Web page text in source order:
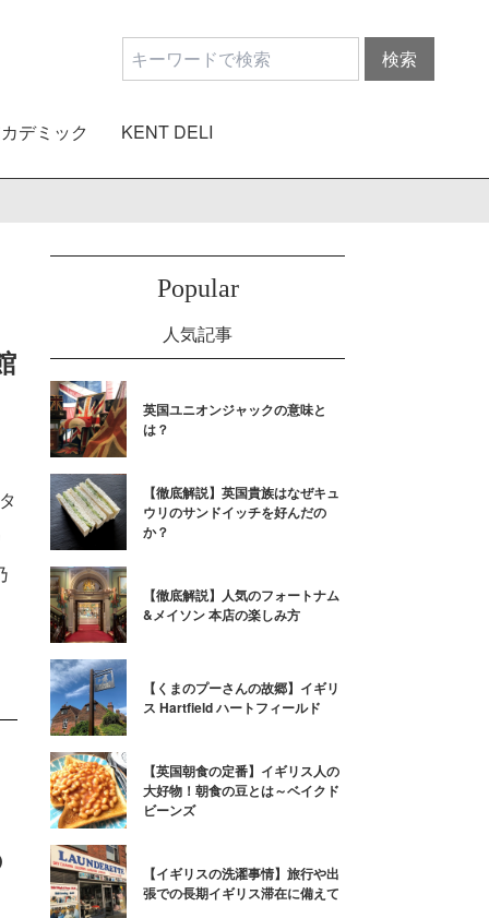
デミック KENT DELI
Popular
人気記事
英国ユニオンジャックの意味と
は？
【徹底解説】英国貴族はなぜキュ
ウリのサンドイッチを好んだの
か？
【徹底解説】人気のフォートナム
&メイソン 本店の楽しみ方
【くまのプーさんの故郷】イギリ
ス Hartfield ハートフィールド
【英国朝食の定番】イギリス人の
大好物！朝食の豆とは～ベイクド
ビーンズ
【イギリスの洗濯事情】旅行や出
張での長期イギリス滞在に備えて